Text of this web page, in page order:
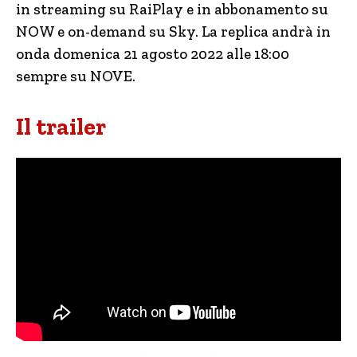
in streaming su RaiPlay e in abbonamento su
NOW e on-demand su Sky. La replica andrà in
onda domenica 21 agosto 2022 alle 18:00
sempre su NOVE.
Il trailer